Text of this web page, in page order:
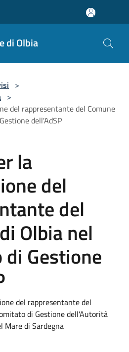
di Olbia
>
>
del rappresentante del Comune
dell'AdSP
la
del
del
Olbia nel
Gestione
del rappresentante del
di Gestione dell'Autorità
Mare di Sardegna